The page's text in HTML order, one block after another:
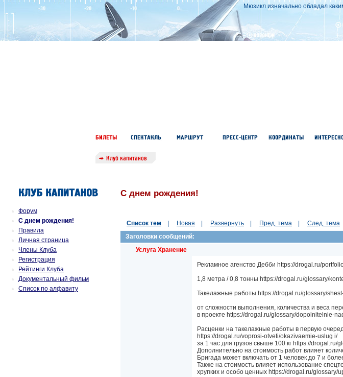
Мюзикл изначально обладал
Форум
С днем рождения!
Правила
Личная страница
Члены Клуба
Регистрация
Рейтинги Клуба
Документальный фильм
Список по алфавиту
С днем рождения!
Список тем
Новая Развернуть Пред. тема
След. тема
Заголовки сообщений:
Услуга Хранение
Рекламное агенство Дебби https://drogal.ru/
1,8 метра / 0,8 тонны https://drogal.ru/glossary/
Такелажные работы https://drogal.ru/glossary/
от сложности выполнения, количества и веса
в проекте https://drogal.ru/glossary/dopolnitelnie-
Расценки на такелажные работы в первую
https://drogal.ru/voprosi-otveti/okazivaemie-uslug i/
за 1 час для грузов свыше 100 кг https://
Дополнительно на стоимость работ влияет
Бригада может включать от 1 человек до 7 и
Также на стоимость влияет использование
хрупких и особо ценных https://drogal.ru/glossary/